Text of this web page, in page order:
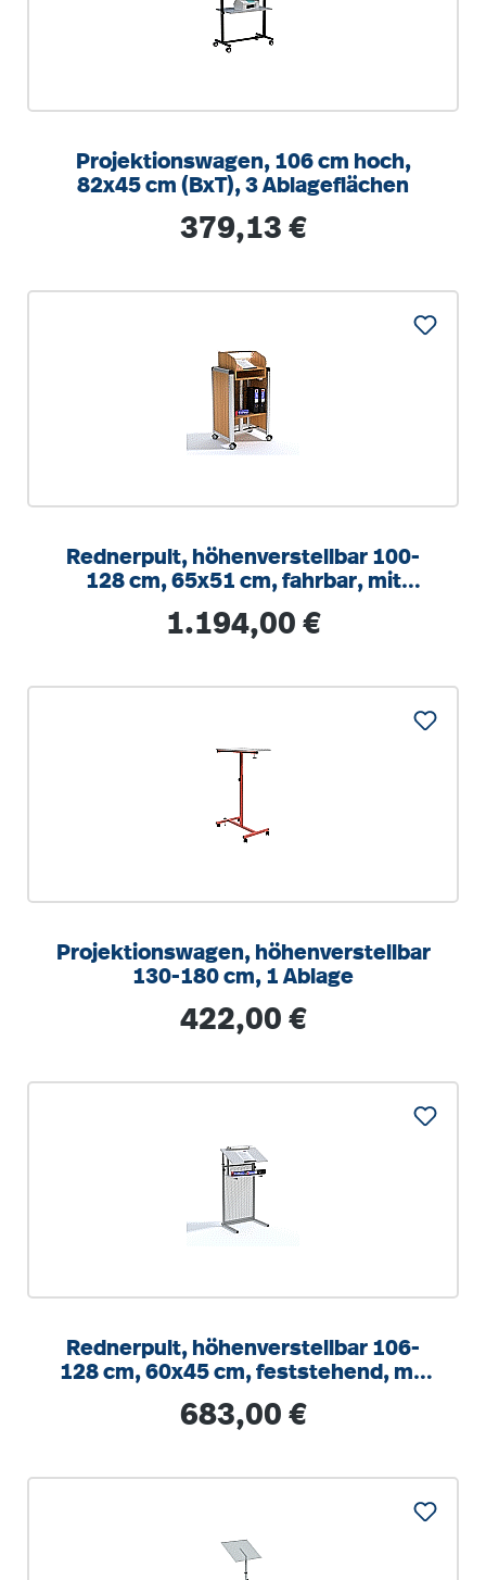
Projektionswagen, 106 cm hoch,
82x45 cm (BxT), 3 Ablageflächen
Regulärer Preis:
379,13 €
Rednerpult, höhenverstellbar 100-
128 cm, 65x51 cm, fahrbar, mit
Regulärer Preis:
1.194,00 €
Projektionswagen, höhenverstellbar
130-180 cm, 1 Ablage
Regulärer Preis:
422,00 €
Rednerpult, höhenverstellbar 106-
128 cm, 60x45 cm, feststehend, mit
Regulärer Preis:
683,00 €